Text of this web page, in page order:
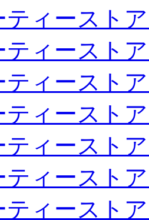
ティースト
ティースト
ティースト
ティースト
ティースト
ティースト
ティースト